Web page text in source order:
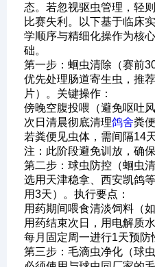
态。若忽视驱虫管理，轻
比赛失利。以下基于临床
学顺序与精细化操作为核
础。
第一步：蛔虫清除（赛前
优先处理肠道寄生虫，推
片）。关键操作：
傍晚空腹投喂（避免呕吐风
次日清晨彻底清理鸽舍粪
若粪便见虫体，需间隔14
注：此阶段避免训放，确
第二步：球虫防控（蛔虫清
选用天津稳拿、西安凯鸽
用3天）。执行要点：
用药期间喂食清淡饲料（
用药结束次日，用电解质
每月固定周一进行1天预防
第三步：毛滴虫净化（球虫